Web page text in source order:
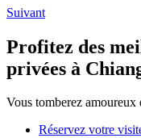
Suivant
Profitez des
privées à
Vous tomberez
Réservez votre